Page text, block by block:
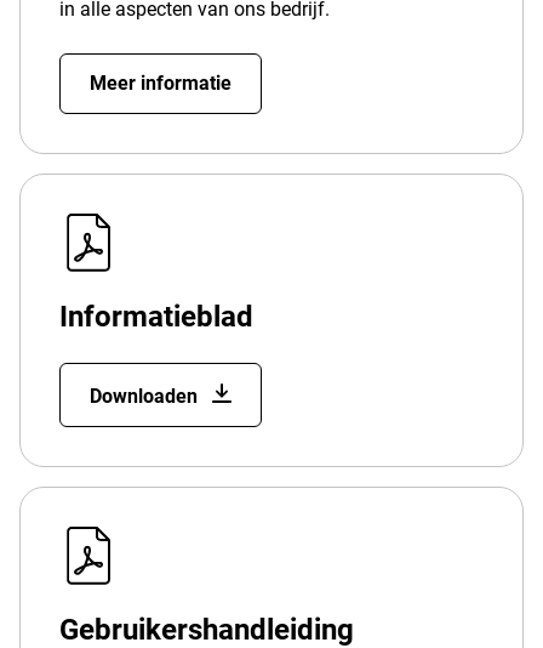
in alle aspecten van ons bedrijf.
Meer informatie
Informatieblad
Downloaden
Gebruikershandleiding